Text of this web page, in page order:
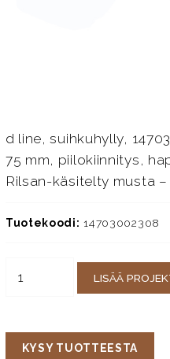
d line, suihkuhylly,
75 mm, piilokiinnitys,
Rilsan-käsitelty musta –
Tuotekoodi: 14703002308
LISÄÄ
KYSY TUOTTEESTA